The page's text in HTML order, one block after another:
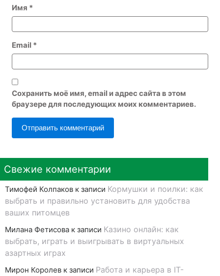
Имя *
Email *
Сохранить моё имя, email и адрес сайта в этом
браузере для последующих моих комментариев.
Свежие комментарии
Тимофей Колпаков к записи Кормушки и поилки: как
выбрать и правильно установить для удобства
ваших питомцев
Милана Фетисова к записи Казино онлайн: как
выбрать, играть и выигрывать в виртуальных
азартных играх
Мирон Королев к записи Работа и карьера в IT-